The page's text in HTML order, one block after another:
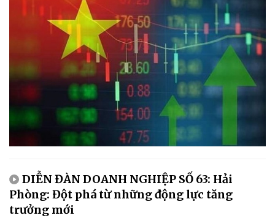
DIỄN ĐÀN DOANH NGHIỆP SỐ 63: Hải
Phòng: Đột phá từ những động lực tăng
trưởng mới